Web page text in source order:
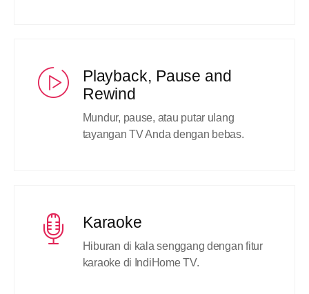
Playback, Pause and
Rewind
Mundur, pause, atau putar ulang
tayangan TV Anda dengan bebas.
Karaoke
Hiburan di kala senggang dengan fitur
karaoke di IndiHome TV.